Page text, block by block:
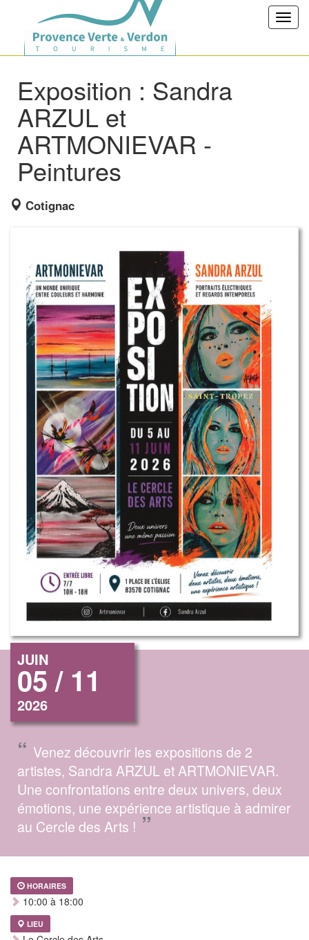
Exposition : Sandra
ARZUL et
ARTMONIEVAR -
Peintures
Cotignac
JUIN
05 / 11
2026
“ Venez découvrir les expositions de 2
artistes, Sandra ARZUL et ARTMONIEVAR.
Une confrontations entre deux univers, deux
émotions, une expérience artistique à admirer
au Cercle des Arts ! ”
HORAIRES
10:00 à 18:00
LIEU